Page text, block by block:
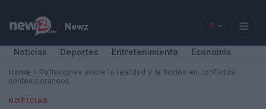
Newz
Noticias Deportes Entretenimiento Economía
Home » Reflexiones sobre la realidad y la ficción en conflictos
contemporáneos
NOTICIAS